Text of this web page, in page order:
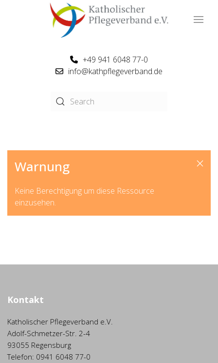
+49 941 6048 77-0
info@kathpflegeverband.de
Warnung
Keine Berechtigung um diese Ressource
einzusehen.
Kontakt
Katholischer Pflegeverband e.V.
Adolf-Schmetzer-Str. 2-4
93055 Regensburg
Telefon: 0941 6048 77-0